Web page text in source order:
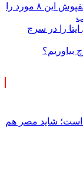
قبل از امضای فاکتور کفپوش این ۸ مورد را
را در سرچ
بیاوریم؟
مکه از نظر فنی شبیه ماده ۵ ناتو است؛ شاید مصر هم